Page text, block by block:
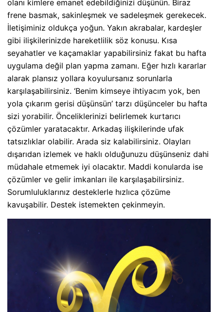
olanı kimlere emanet edebildiğinizi düşünün. Biraz
frene basmak, sakinleşmek ve sadeleşmek gerekecek.
İletişiminiz oldukça yoğun. Yakın akrabalar, kardeşler
gibi ilişkilerinizde hareketlilik söz konusu. Kısa
seyahatler ve kaçamaklar yapabilirsiniz fakat bu hafta
uygulama değil plan yapma zamanı. Eğer hızlı kararlar
alarak plansız yollara koyulursanız sorunlarla
karşılaşabilirsiniz. ‘Benim kimseye ihtiyacım yok, ben
yola çıkarım gerisi düşünsün’ tarzı düşünceler bu hafta
sizi yorabilir. Önceliklerinizi belirlemek kurtarıcı
çözümler yaratacaktır. Arkadaş ilişkilerinde ufak
tatsızlıklar olabilir. Arada siz kalabilirsiniz. Olayları
dışarıdan izlemek ve haklı olduğunuzu düşünseniz dahi
müdahale etmemek iyi olacaktır. Maddi konularda ise
çözümler ve gelir imkanları ile karşılaşabilirsiniz.
Sorumluluklarınız desteklerle hızlıca çözüme
kavuşabilir. Destek istemekten çekinmeyin.